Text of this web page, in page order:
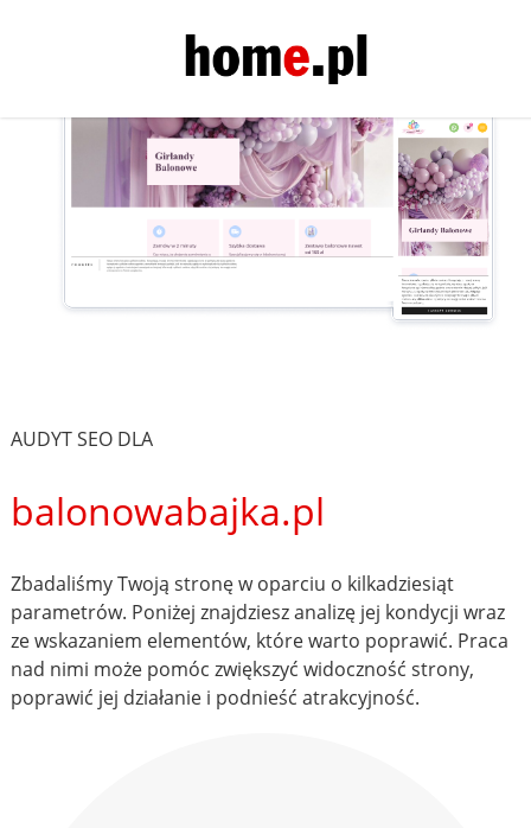
AUDYT SEO DLA
balonowabajka.pl
Zbadaliśmy Twoją stronę w oparciu o kilkadziesiąt
parametrów. Poniżej znajdziesz analizę jej kondycji wraz
ze wskazaniem elementów, które warto poprawić. Praca
nad nimi może pomóc zwiększyć widoczność strony,
poprawić jej działanie i podnieść atrakcyjność.